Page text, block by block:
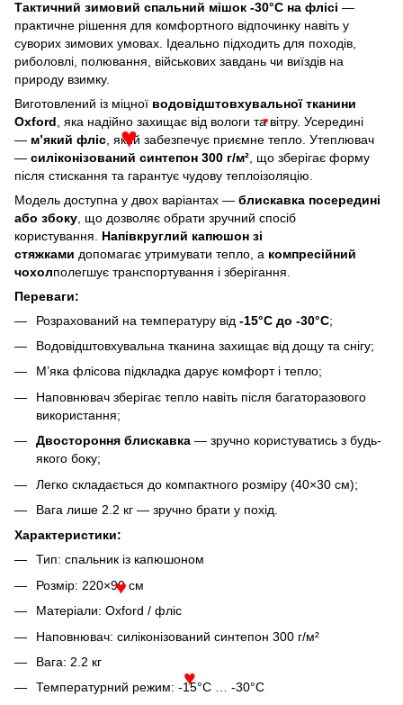
Тактичний зимовий спальний мішок -30°C на флісі —
практичне рішення для комфортного відпочинку навіть у
суворих зимових умовах. Ідеально підходить для походів,
риболовлі, полювання, військових завдань чи виїздів на
природу взимку.
Виготовлений із міцної водовідштовхувальної тканини
Oxford , яка надійно захищає від вологи та вітру. Усередині
— м’який фліс , який забезпечує приємне тепло. Утеплювач
— силіконізований синтепон 300 г/м² , що зберігає форму
після стискання та гарантує чудову теплоізоляцію.
Модель доступна у двох варіантах — блискавка посередині
або збоку , що дозволяє обрати зручний спосіб
користування. Напівкруглий капюшон зі
стяжками допомагає утримувати тепло, а компресійний
чохолполегшує транспортування і зберігання.
Переваги:
Розрахований на температуру від -15°C до -30°C;
Водовідштовхувальна тканина захищає від дощу та снігу;
М’яка флісова підкладка дарує комфорт і тепло;
Наповнювач зберігає тепло навіть після багаторазового
використання;
Двостороння блискавка — зручно користуватись з будь-
якого боку;
Легко складається до компактного розміру (40×30 см);
Вага лише 2.2 кг — зручно брати у похід.
Характеристики:
Тип: спальник із капюшоном
Розмір: 220×90 см
Матеріали: Oxford / фліс
Наповнювач: силіконізований синтепон 300 г/м²
Вага: 2.2 кг
Температурний режим: -15°C … -30°C
♥
♥
♥
♥